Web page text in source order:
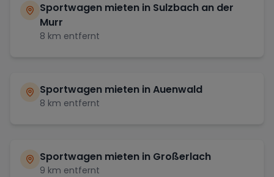
Sportwagen mieten in Sulzbach an der
Murr
8 km entfernt
Sportwagen mieten inAuenwald
8 km entfernt
Sportwagen mieten in Großerlach
9 km entfernt